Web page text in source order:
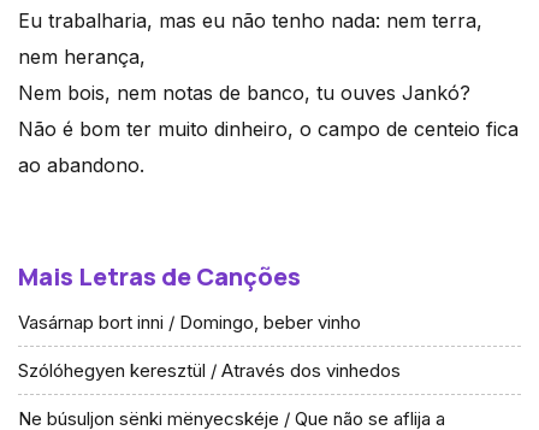
Eu trabalharia, mas eu não tenho nada: nem terra,
nem herança,
Nem bois, nem notas de banco, tu ouves Jankó?
Não é bom ter muito dinheiro, o campo de centeio fica
ao abandono.
Mais Letras de Canções
Vasárnap bort inni / Domingo, beber vinho
Szólóhegyen keresztül / Através dos vinhedos
Ne búsuljon sënki mënyecskéje / Que não se aflija a